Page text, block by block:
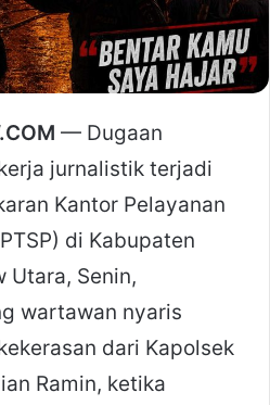
— Dugaan
jurnalistik terjadi
Kantor Pelayanan
di Kabupaten
Utara, Senin,
wartawan nyaris
dari Kapolsek
Ramin, ketika